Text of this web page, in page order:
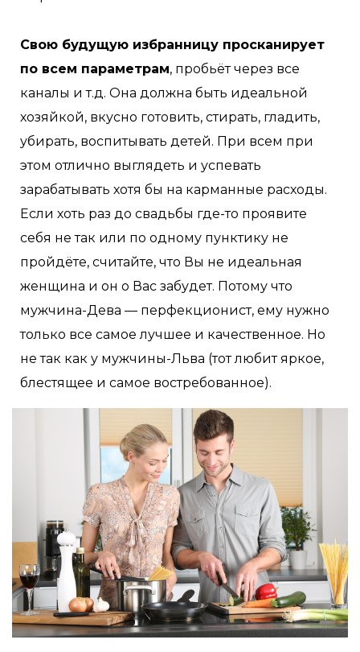
Свою будущую избранницу просканирует
по всем параметрам, пробьёт через все
каналы и т.д. Она должна быть идеальной
хозяйкой, вкусно готовить, стирать, гладить,
убирать, воспитывать детей. При всем при
этом отлично выглядеть и успевать
зарабатывать хотя бы на карманные расходы.
Если хоть раз до свадьбы где-то проявите
себя не так или по одному пунктику не
пройдёте, считайте, что Вы не идеальная
женщина и он о Вас забудет. Потому что
мужчина-Дева — перфекционист, ему нужно
только все самое лучшее и качественное. Но
не так как у мужчины-Льва (тот любит яркое,
блестящее и самое востребованное).